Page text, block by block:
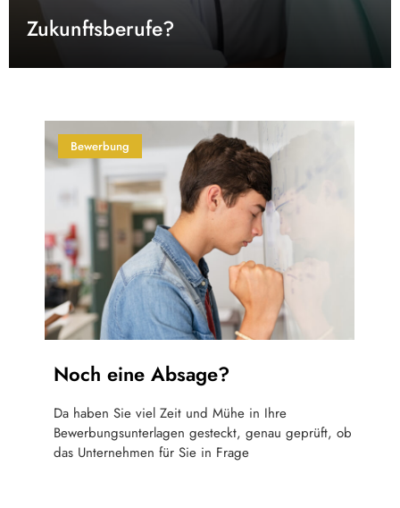
Zukunftsberufe?
Bewerbung
Noch eine Absage?
Da haben Sie viel Zeit und Mühe in Ihre
Bewerbungsunterlagen gesteckt, genau geprüft, ob
das Unternehmen für Sie in Frage